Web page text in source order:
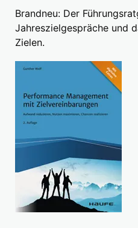
Brandneu: Der
Jahreszielgespräche und
Zielen.